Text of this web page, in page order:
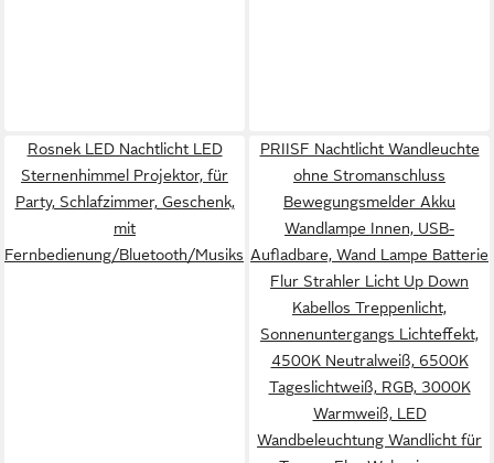
Rosnek LED Nachtlicht LED
Sternenhimmel Projektor, für
Party, Schlafzimmer, Geschenk,
mit
Fernbedienung/Bluetooth/Musikspieler/Timer
PRIISF Nachtlicht Wandleuchte
ohne Stromanschluss
Bewegungsmelder Akku
Wandlampe Innen, USB-
Aufladbare, Wand Lampe Batterie
Flur Strahler Licht Up Down
Kabellos Treppenlicht,
Sonnenuntergangs Lichteffekt,
4500K Neutralweiß, 6500K
Tageslichtweiß, RGB, 3000K
Warmweiß, LED
Wandbeleuchtung Wandlicht für